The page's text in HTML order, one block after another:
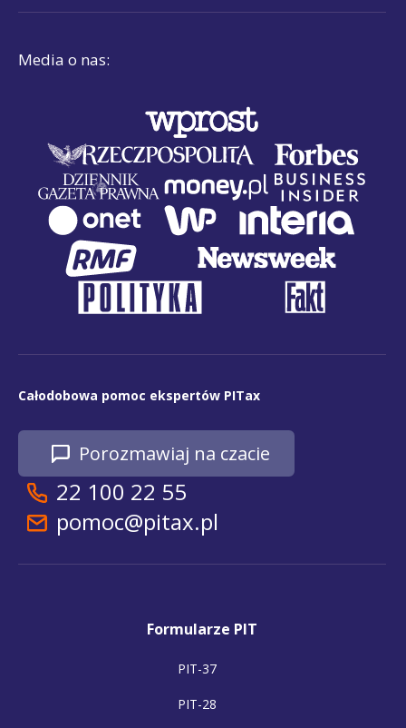
Media o nas:
Całodobowa pomoc ekspertów PITax
Porozmawiaj na czacie
22 100 22 55
pomoc@pitax.pl
Formularze PIT
PIT-37
PIT-28